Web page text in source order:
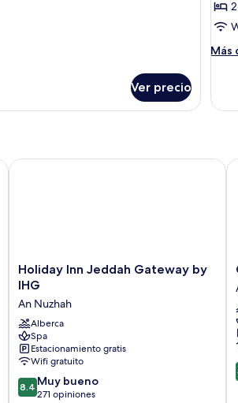
2
Ver precio
de
Más
Más
Twin
Holiday
Inn
Gateway
by
IHG
An
Nuzhah
Holiday Inn Jeddah Gateway by
IHG
An Nuzhah
Alberca
Spa
Estacionamiento gratis
Wifi gratuito
8.4
de
8.4 Muy bueno
271 opiniones
Holiday Inn Jeddah Gateway by IHG